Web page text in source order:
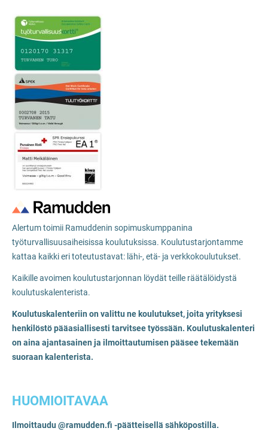
Alertum toimii Ramuddenin sopimuskumppanina
työturvallisuusaiheisissa koulutuksissa. Koulutustarjontamme
kattaa kaikki eri toteutustavat: lähi-, etä- ja verkkokoulutukset.
Kaikille avoimen koulutustarjonnan löydät teille räätälöidystä
koulutuskalenterista.
Koulutuskalenteriin on valittu ne koulutukset, joita yrityksesi
henkilöstö pääasiallisesti tarvitsee työssään. Koulutuskalenteri
on aina ajantasainen ja ilmoittautumisen pääsee tekemään
suoraan kalenterista.
HUOMIOITAVAA
Ilmoittaudu @ramudden.fi -päätteisellä sähköpostilla.